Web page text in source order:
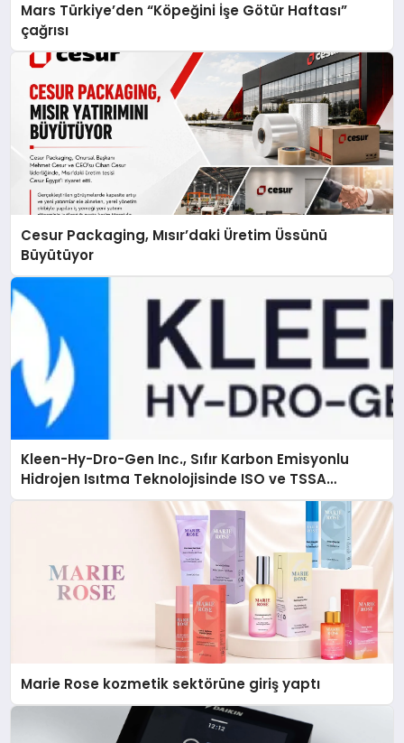
Mars Türkiye’den “Köpeğini İşe Götür Haftası”
çağrısı
Cesur Packaging, Mısır’daki Üretim Üssünü
Büyütüyor
Kleen-Hy-Dro-Gen Inc., Sıfır Karbon Emisyonlu
Hidrojen Isıtma Teknolojisinde ISO ve TSSA
Düzenleyici Onaylarını Aldı
Marie Rose kozmetik sektörüne giriş yaptı